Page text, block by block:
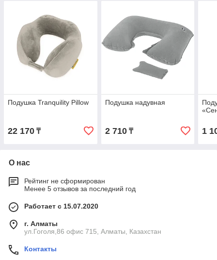
Подушка Tranquility Pillow
22 170 ₸
Подушка надувная
2 710₸ 1
О нас
Рейтинг не сформирован
Менее 5 отзывов за последний год
Работает с 15.07.2020
г. Алматы
ул.Гоголя,86 офис 715, Алматы, Казахстан
Контакты